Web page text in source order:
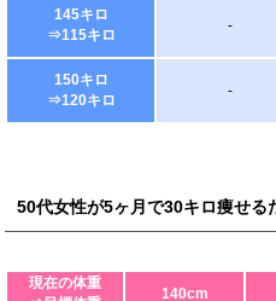
145キロ
⇒115キロ
-
150キロ
⇒120キロ
-
50代女性が5ヶ月で30キロ痩せる
現在の体重
140cm